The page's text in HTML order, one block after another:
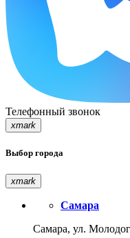
Телефонный звонок
xmark
Выбор города
xmark
Самара
Самара, ул.